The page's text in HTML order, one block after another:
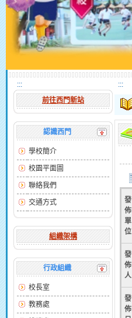
:::
前往西門新站
認識西門
學校簡介
校園平面圖
聯絡我們
交通方式
組織架構
行政組織
校長室
教務處
:::
發
佈
單
位
發
佈
人
發
佈